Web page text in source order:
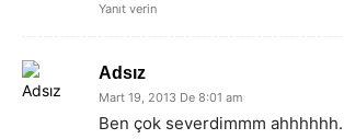
Yanıt verin
Adsız
Mart 19, 2013 De 8:01 am
Ben çok severdimmm